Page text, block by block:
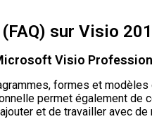
sur Visio
Visio
formes et
permet également de
et de travailler avec